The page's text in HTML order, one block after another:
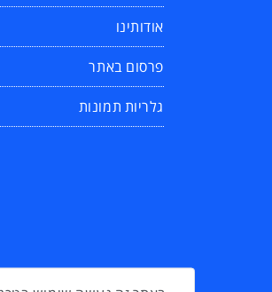
אודותינו
פרסום באתר
גלריות תמונות